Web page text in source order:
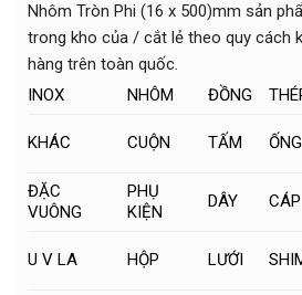
Nhôm Tròn Phi (16 x 500)mm sản
trong kho của / cắt lẻ theo quy cách
hàng trên toàn quốc.
INOX
NHÔM ĐỒNG
KHÁC CUỘN TẤM ỐNG
ĐẶC
VUÔNG
PHỤ
KIỆN
DÂY CÁP
U V LA HỘP LƯỚI